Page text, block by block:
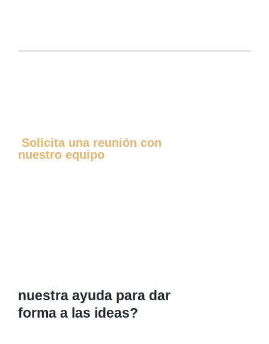
nuestra ayuda para dar
forma a las ideas?